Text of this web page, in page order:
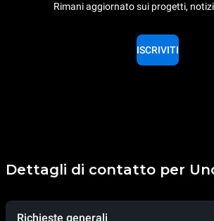
Rimani aggiornato sui progetti,
ISCRIVITI
Dettagli di contatto per
Richieste generali